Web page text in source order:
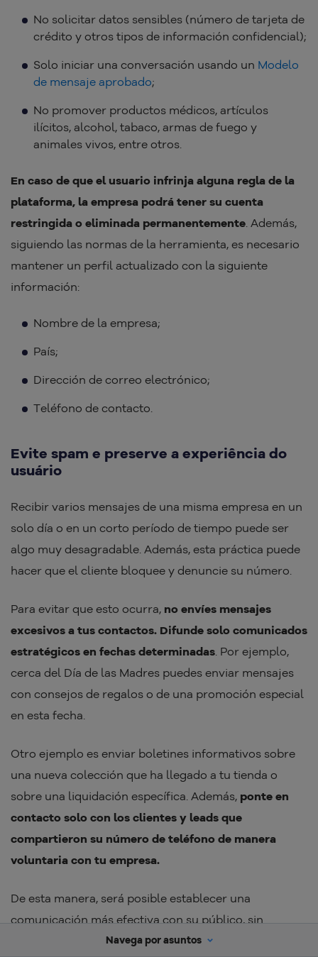
No solicitar datos sensibles (número de tarjeta de
crédito y otros tipos de información confidencial);
Solo iniciar una conversación usando un Modelo
de mensaje aprobado;
No promover productos médicos, artículos
ilícitos, alcohol, tabaco, armas de fuego y
animales vivos, entre otros.
En caso de que el usuario infrinja alguna regla de la
plataforma, la empresa podrá tener su cuenta
restringida o eliminada permanentemente . Además,
siguiendo las normas de la herramienta, es necesario
mantener un perfil actualizado con la siguiente
información:
Nombre de la empresa;
País;
Dirección de correo electrónico;
Teléfono de contacto.
Evite spam e preserve a experiência do
usuário
Recibir varios mensajes de una misma empresa en un
solo día o en un corto período de tiempo puede ser
algo muy desagradable. Además, esta práctica puede
hacer que el cliente bloquee y denuncie su número.
Para evitar que esto ocurra, no envíes mensajes
excesivos a tus contactos. Difunde solo comunicados
estratégicos en fechas determinadas . Por ejemplo,
cerca del Día de las Madres puedes enviar mensajes
con consejos de regalos o de una promoción especial
en esta fecha.
Otro ejemplo es enviar boletines informativos sobre
una nueva colección que ha llegado a tu tienda o
sobre una liquidación específica. Además, ponte en
contacto solo con los clientes y leads que
compartieron su número de teléfono de manera
voluntaria con tu empresa.
De esta manera, será posible establecer una
comunicación más efectiva con su público, sin
perjudicar la experiencia de los clientes.
Navega por asuntos